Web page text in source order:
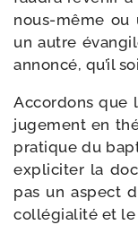
nous-​même ou
un autre
annon­cé, qu’il
Accordons que
juge­ment en
pra­tique du
expli­ci­ter la
pas un aspect
col­lé­gia­li­té et